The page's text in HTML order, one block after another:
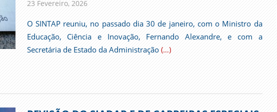
23 Fevereiro, 2026admin
Comunicados
O SINTAP reuniu, no passado dia 30 de janeiro, com o Ministro da
Educação, Ciência e Inovação, Fernando Alexandre, e com a
Secretária de Estado da Administração (…)